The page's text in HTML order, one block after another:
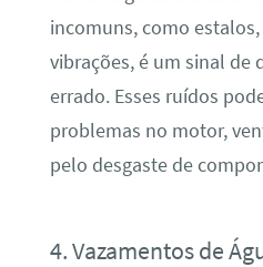
incomuns, como
vibrações, é um sinal de
errado. Esses ruídos
problemas no motor,
pelo desgaste de
4. Vazamentos de